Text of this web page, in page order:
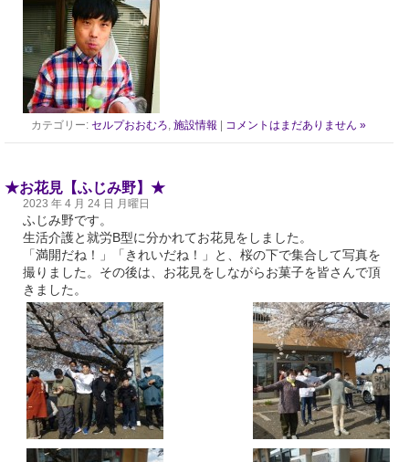
カテゴリー:セルプおおむろ,施設情報 コメントはまだありません »
★お花見【ふじみ野】★
2023 年 4 月 24 日 月曜日
ふじみ野です。
生活介護と就労B型に分かれてお花見をしました。
「満開だね！」「きれいだね！」と、桜の下で集合して写真を
撮りました。その後は、お花見をしながらお菓子を皆さんで頂
きました。